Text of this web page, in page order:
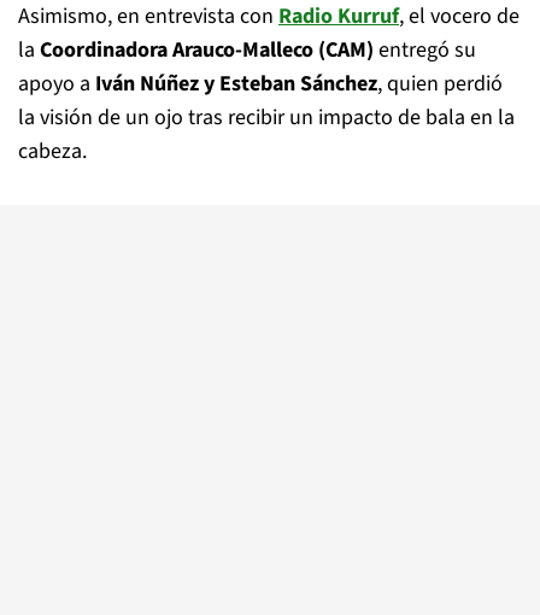
Asimismo, en entrevista con Radio Kurruf, el vocero de
la Coordinadora Arauco-Malleco (CAM) entregó su
apoyo a Iván Núñez y Esteban Sánchez, quien perdió
la visión de un ojo tras recibir un impacto de bala en la
cabeza.